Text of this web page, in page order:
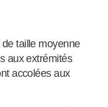
taille moyenne
aux extrémités
accolées aux